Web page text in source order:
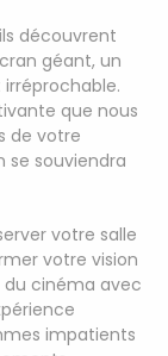
découvrent
géant, un
que nous
de votre
souviendra
votre salle
votre vision
du cinéma avec
impatients